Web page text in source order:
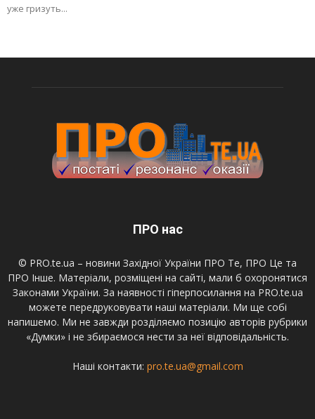
уже гризуть...
ПРО нас
© PRO.te.ua – новини Західної України ПРО Те, ПРО Це та
ПРО Інше. Матеріали, розміщені на сайті, мали б охоронятися
Законами України. За наявності гіперпосилання на PRO.te.ua
можете передруковувати наші матеріали. Ми ще собі
напишемо. Ми не завжди розділяємо позицію авторів рубрики
«Думки» і не збираємося нести за неї відповідальність.
Наші контакти: pro.te.ua@gmail.com